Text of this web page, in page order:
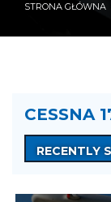
STRONA GŁÓWNA
CESSNA
RECENTLY